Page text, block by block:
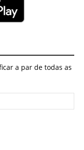
a par de todas as